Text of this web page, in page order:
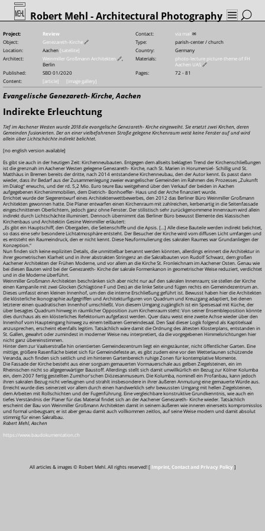
Robert Mehl - Architectural Photography
Project: Review Contact: via mail ✉
Object:
Genezareth-Kirche 🔗 Type:
parish-center / church
Location:
Aachen [satellite] Country:
Germany
Architect:
Weinmiller Großmann Architekten 🔗
Berlin
Materials:
photo-lecture picture-theme of FH
Aachen UAS 🔗
Published:
SBD 01/2020 Pages:
72 - 81
Content:
[article] [image gallery]
Evangelische Genezareth-Kirche, Aachen
Indirekte Erleuchtung
Tief im Aachener Westen wurde 2018 die evangelische Genezareth- Kirche eingeweiht. Sie ersetzt zwei Kirchen, deren
Gemeinden fusionierten. Der an einer vielbefahrenen Straße gelegene Kirchenraum weist keine Fenster auf und wird
allein über Lichtschächte indirekt belichtet.
[no english version available]
Es gibt sie auch in der heutigen Zeit: Kirchenneubauten. Entgegen dem allseits beklagten Trend der Kirchenschließungen
ist die grenznah im Aachener Westen gelegene Genezareth- Kirche, nach St. Marien in Horumersiel- Schillig und St.
Matthäus in Bremen bereits der dritte, nach 2014 entstandene Kirchenneubau, den der Autor kennt. Es passt dann
wieder, dass ihr Bedarf aus der Zusammenlegung zweier evangelischer Gemeinden im Rahmen des Prozesses „Zukunft
im Dialog“ erwuchs, und der rd. 5,2 Mio. Euro teure Bau weitgehend über den Verkauf der beiden in Aachen
aufgegebenen Kirchenimmobilien, dem Dietrich- Bonhoeffer- Haus und der Arche finanziert wurde.
Errichtet wurde der Siegerentwurf eines Architektenwettbewerbes, den 2012 das Berliner Büro Weinmiller Großmann
Architekten gewonnen hatte. Die Planer entwarfen einen Kirchenraum mit zahlreichen, kerbenartig in die Seitenfassade
eingeschnittenen Oberlichtern, jedoch ganz ohne Fenster. Der stilistisch sehr zurückgenommene Innenraum wird allein
indirekt durch Lichtschächte illuminiert. Dennoch übernimmt das Berliner Büro bewusst Elemente des klassischen
Kirchenbaus und Architektin Gesine Weinmiller erläutert:
„Es gibt ein Hauptschiff, den Obergaden, die Seitenschiffe und die Apsis. […] Alle diese Bauteile werden indirekt belichtet,
so dass eine sehr besondere Lichtatmosphäre entsteht. Der Besucher der Kirche wird vom diffusen Licht umfangen und
es entsteht ein Raumeindruck, den er nicht kennt. Diese Neuformulierung des sakralen Raumes war Grundanliegen der
Konzeption.“
Nun finden sich keine expliziten Details, die unmittelbar benannt werden könnten, allerdings erinnert die Architektur in
ihrer geometrischen Klarheit und in ihrer abstrakten Stringenz an die Sakralbauten von Rudolf Schwarz, dem großen
Aachener Architekten der Frühen Moderne, und vor allem an die Kirche St. Fronleichnam im Aachener Osten. Genau wie
bei diesen Bauten wird bei der Genezareth- Kirche der sakrale Formenkanon in geometrischer Weise reduziert, verdichtet
und in die Moderne überführt.
Weinmiller Großmann Architekten beschränken sich aber nicht nur auf den sakralen Innenraum; sie stellen der Kirche
einen Kampanile mit zwei Glocken (Schlagtöne F und Des) an die linke Seite und fügen rechts ein Gemeindezentrum an.
Dieses umfasst einen kleinen Innenhof, um den die interne Erschließung geführt ist. Bewusst haben hier die Architekten
die klösterliche Ikonographie aufgegriffen und Architekturfiguren von Quadrum und Kreuzgang adaptiert, bei denen
letzterer einen quadratischen Innenhof umschließt. Von diesem Umgang zugänglich ist ein Speisesaal mit Küche, der
über besagtes Quadrum hinweg in räumlicher Opposition zum Kirchenraum steht: Von seiner Ensembleposition könnte
dies durchaus als ein klösterliches Refektorium aufgefasst werden. Quer dazu weist eine zweite Achse wieder über den
Innenhof vom Haupteingang hinweg zu einem teilbaren Gemeindesaal. Den Saal dieser Logik folgend als Kaptitelsaal
anzusprechen, erscheint ebenfalls legitim. Tatsächlich wäre damit die Ordnung des ältesten Klosterplans, entstanden in
St. Gallen, gewahrt oder zumindest in moderner Weise neu interpretiert, da die vorgegebenen Himmelsrichtungen hier
nicht ganz übereinstimmen.
Hinter dem zur Vaalserstraße hin orientierten Gemeindezentrum liegt ein eingezäunter, nicht öffentlicher Garten. Eine
mittige, größere Rasenfläche bietet sich für Gemeindefeste an, es gibt zudem eine vor den Wetterlaunen schützende
Veranda, auch finden sich seitlich und im hinteren Gartenbereich ruhige Zonen für kontemplative Momente.
Die Fassade der Kirche besteht aus einer sorgsam gemauerten Vormauerschale aus gelben Ziegelsteinen, ein im
Rheinischen nicht so allgegenwärtiger Baustoff. Allerdings stellt sich damit unwillkürlich ein Bezug zur Kölner Kolumba
ein, dem 2007 fertig gestellten Zumthor'schen Diözesanmuseum. Die Kolumba, nominell ein Profanbau, kann jedoch
ihren sakralen Bezug nicht verleugnen und strahlt insbesondere in ihrer äußeren Anmutung eine gemauerte Würde aus.
Erreicht wurde dies seinerzeit vor allem durch einen handwerklich sehr bewussten Umgang mit hellen Ziegelsteinen,
dem Arbeiten mit Rollschichten und der Fugenführung. Eine vergleichbare konstruktive Grundkenntnis, wie auch ein
tiefes Verständnis der Planer für das Material findet sich an der Aachener Genezareth- Kirche wieder. Tatsächlich
erscheint der Bau von Weinmiller Großmann Architekten damit in seinem äußeren wie inneren einerseits kompromisslos
und formal unbeugsam; er ist aber genau damit auch vollkommen zeitlos, auf seine Weise modern und damit absolut
stimmig für einen Sakralbau.
Robert Mehl, Aachen
https://www.baudokumentation.ch
All articles & images © Robert Mehl. All rights reserved! [ Imprint, Contact and Privacy Policy ]